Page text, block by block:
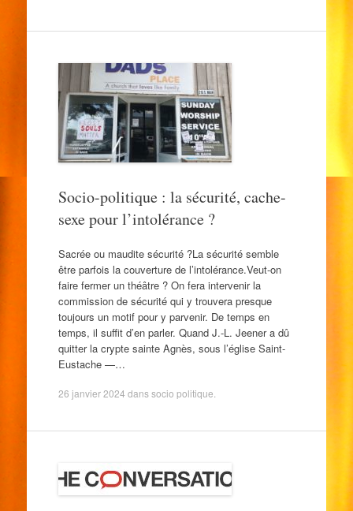
Socio-politique : la sécurité, cache-
sexe pour l’intolérance ?
Sacrée ou maudite sécurité ?La sécurité semble
être parfois la couverture de l’intolérance.Veut-on
faire fermer un théâtre ? On fera intervenir la
commission de sécurité qui y trouvera presque
toujours un motif pour y parvenir. De temps en
temps, il suffit d’en parler. Quand J.-L. Jeener a dû
quitter la crypte sainte Agnès, sous l’église Saint-
Eustache —…
26 janvier 2024 danssocio politique